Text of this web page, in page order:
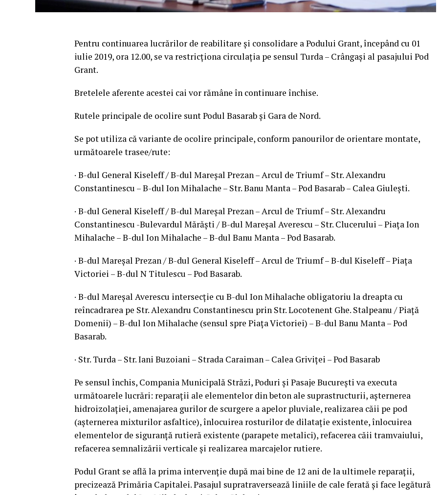
Pentru continuarea lucrărilor de reabilitare şi consolidare a Podului Grant, începând cu 01
iulie 2019, ora 12.00, se va restricţiona circulaţia pe sensul Turda – Crângaşi al pasajului Pod
Grant.
Bretelele aferente acestei cai vor rămâne în continuare închise.
Rutele principale de ocolire sunt Podul Basarab şi Gara de Nord.
Se pot utiliza că variante de ocolire principale, conform panourilor de orientare montate,
următoarele trasee/rute:
· B-dul General Kiseleff / B-dul Mareşal Prezan – Arcul de Triumf – Str. Alexandru
Constantinescu – B-dul Ion Mihalache – Str. Banu Manta – Pod Basarab – Calea Giuleşti.
· B-dul General Kiseleff / B-dul Mareşal Prezan – Arcul de Triumf – Str. Alexandru
Constantinescu -Bulevardul Mărăşti / B-dul Mareşal Averescu – Str. Clucerului – Piaţa Ion
Mihalache – B-dul Ion Mihalache – B-dul Banu Manta – Pod Basarab.
· B-dul Mareşal Prezan / B-dul General Kiseleff – Arcul de Triumf – B-dul Kiseleff – Piaţa
Victoriei – B-dul N Titulescu – Pod Basarab.
· B-dul Mareşal Averescu intersecţie cu B-dul Ion Mihalache obligatoriu la dreapta cu
reîncadrarea pe Str. Alexandru Constantinescu prin Str. Locotenent Ghe. Stalpeanu / Piaţă
Domenii) – B-dul Ion Mihalache (sensul spre Piaţa Victoriei) – B-dul Banu Manta – Pod
Basarab.
· Str. Turda – Str. Iani Buzoiani – Strada Caraiman – Calea Griviţei – Pod Basarab
Pe sensul închis, Compania Municipală Străzi, Poduri şi Pasaje Bucureşti va executa
următoarele lucrări: reparaţii ale elementelor din beton ale suprastructurii, aşternerea
hidroizolaţiei, amenajarea gurilor de scurgere a apelor pluviale, realizarea căii pe pod
(aşternerea mixturilor asfaltice), înlocuirea rosturilor de dilataţie existente, înlocuirea
elementelor de siguranţă rutieră existente (parapete metalici), refacerea căii tramvaiului,
refacerea semnalizării verticale şi realizarea marcajelor rutiere.
Podul Grant se află la prima intervenţie după mai bine de 12 ani de la ultimele reparaţii,
precizează Primăria Capitalei. Pasajul supratraversează liniile de cale ferată şi face legătură